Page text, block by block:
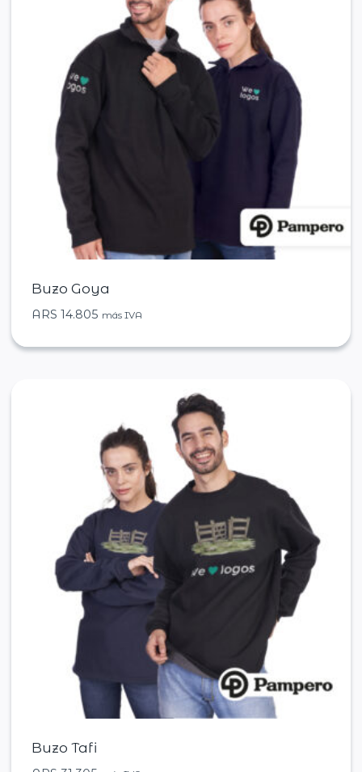
Buzo Goya
ARS 14.805 más IVA
Buzo Tafi